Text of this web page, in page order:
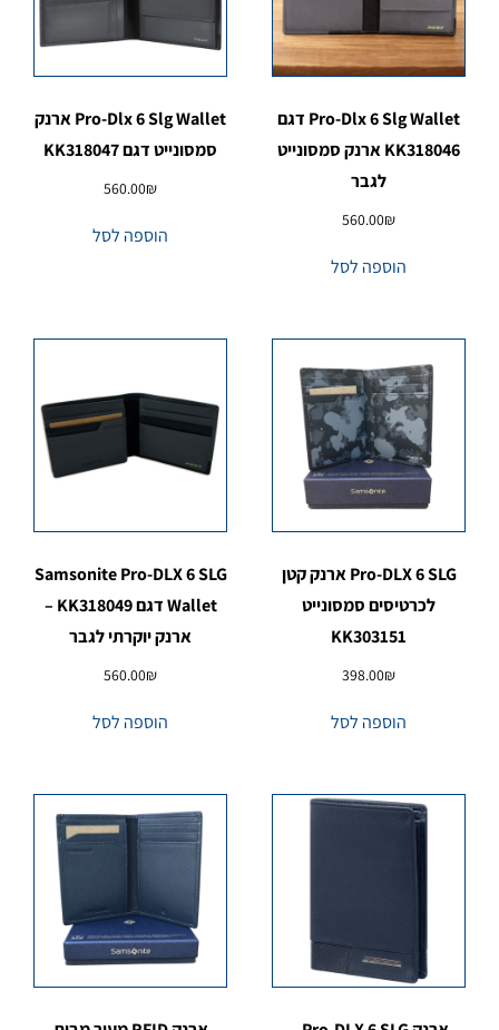
Pro-Dlx 6 Slg Wallet דגם
KK318046 ארנק סמסונייט
לגבר
560.00₪
הוספה לסל
Pro-Dlx 6 Slg Wallet ארנק
סמסונייט דגם KK318047
560.00₪
הוספה לסל
Pro-DLX 6 SLG ארנק קטן
לכרטיסים סמסונייט
KK303151
398.00₪
הוספה לסל
Samsonite Pro-DLX 6 SLG
Wallet דגם KK318049 –
ארנק יוקרתי לגבר
560.00₪
הוספה לסל